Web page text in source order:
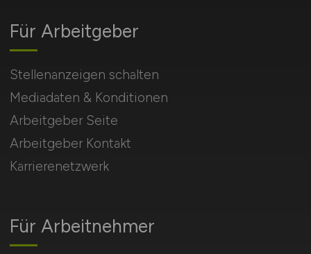
Für Arbeitnehmer
Für Arbeitgeber
Stellenanzeigen schalten
Mediadaten & Konditionen
Arbeitgeber Seite
Arbeitgeber Kontakt
Karrierenetzwerk